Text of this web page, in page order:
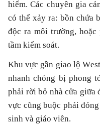
hiểm. Các chuyên gia
có thể xảy ra: bồn chứa
độc ra môi trường,
tầm kiểm soát.
Khu vực gần giao lộ
nhanh chóng bị phong
phải rời bỏ nhà cửa giữa
vực cũng buộc phải
sinh và giáo viên.